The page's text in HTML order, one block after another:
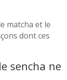
matcha et le
dont ces
sencha ne